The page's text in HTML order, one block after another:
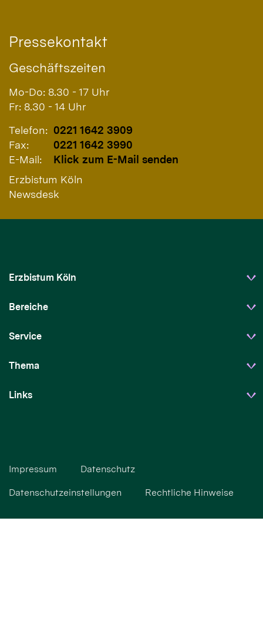
Pressekontakt
Geschäftszeiten
Mo-Do: 8.30 - 17 Uhr
Fr: 8.30 - 14 Uhr
Telefon: 0221 1642 3909
Fax:
0221 1642 3990
E-Mail:
Klick zum E-Mail senden
Erzbistum Köln
Newsdesk
Erzbistum Köln
Bereiche
Service
Thema
Links
Impressum Datenschutz
Datenschutzeinstellungen Rechtliche Hinweise